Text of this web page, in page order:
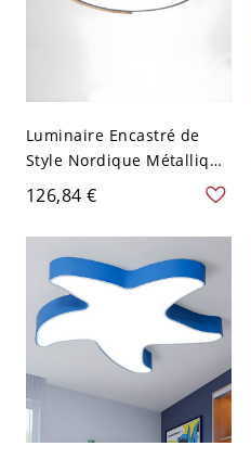
Luminaire Encastré de
Style Nordique Métallique
Circulaire Plafonnier LED
avec Détail en Bois - 110
V-120 V Gris 30,48 cm
126,84 €